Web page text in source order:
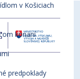
v Košiciach
konaní
predpoklady